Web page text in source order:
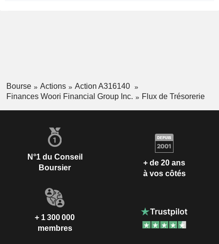
Bourse Actions
Action A316140
Finances Woori Financial Group Inc.
Flux de Trésorerie
N°1 du Conseil
Boursier
+ de 20 ans
à vos côtés
+ 1 300 000
membres